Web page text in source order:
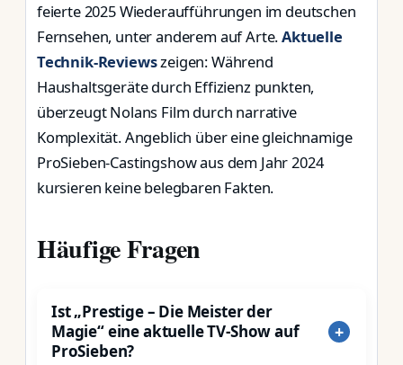
feierte 2025 Wiederaufführungen im deutschen
Fernsehen, unter anderem auf Arte.Aktuelle
Technik-Reviewszeigen: Während
Haushaltsgeräte durch Effizienz punkten,
überzeugt Nolans Film durch narrative
Komplexität. Angeblich über eine gleichnamige
ProSieben-Castingshow aus dem Jahr 2024
kursieren keine belegbaren Fakten.
Häufige Fragen
Ist „Prestige – Die Meister der
Magie“ eine aktuelle TV-Show auf
ProSieben?